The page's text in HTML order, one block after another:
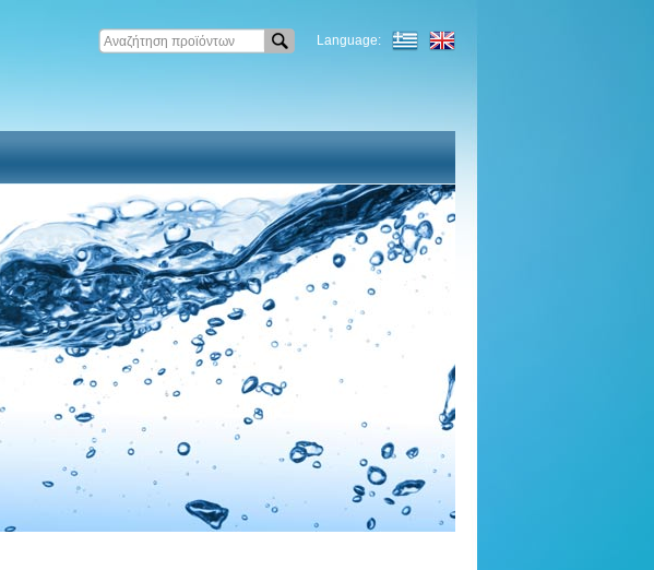
Language: